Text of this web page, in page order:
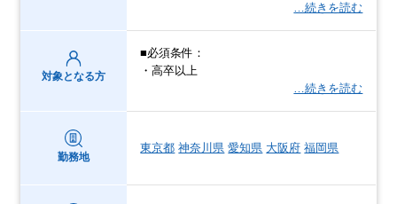
…続きを読む
対象となる方
■必須条件：
・高卒以上
…続きを読む
勤務地
東京都 神奈川県 愛知県 大阪府 福岡県